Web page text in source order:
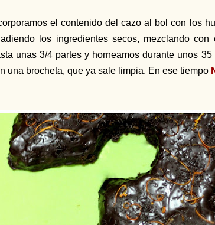
el contenido del cazo al bol con los
los ingredientes secos, mezclando
unas 3/4 partes y horneamos durante unos
una brocheta, que ya sale limpia. En ese tiempo